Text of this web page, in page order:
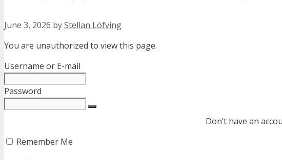
June 3, 2026 byStellan Löfving
You are unauthorized to view this page.
Username or E-mail
Password
Don’t have an
Remember Me